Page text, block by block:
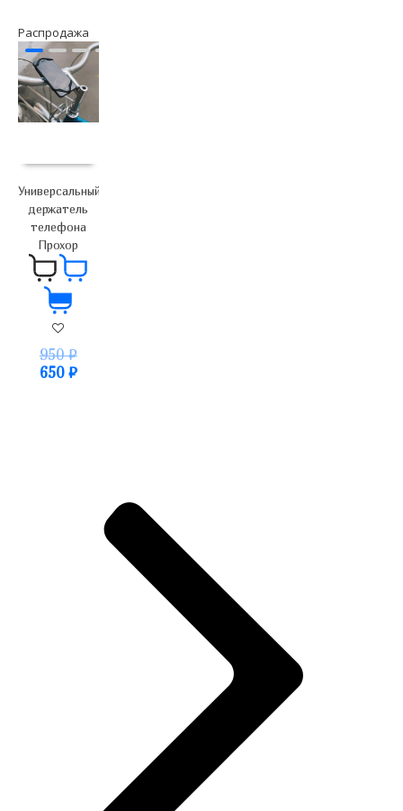
Распродажа
Универсальный
держатель
телефона
Прохор
950₽
650 ₽